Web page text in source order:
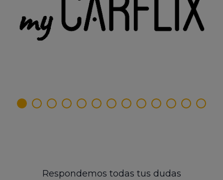
Respondemos todas tus dudas